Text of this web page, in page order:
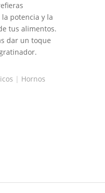
potencia y la
tus alimentos.
dar un toque
| Hornos